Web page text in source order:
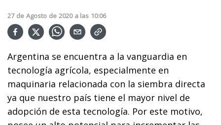
27 de Agosto de 2020 a las 10:06
Argentina se encuentra a la vanguardia en
tecnología agrícola, especialmente en
maquinaria relacionada con la siembra directa
ya que nuestro país tiene el mayor nivel de
adopción de esta tecnología. Por este motivo,